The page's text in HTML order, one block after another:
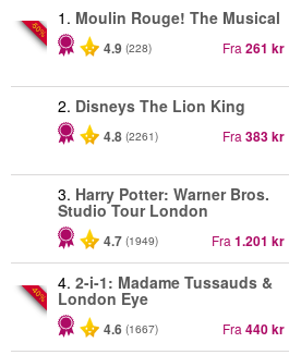
-50%
1. Moulin Rouge! The Musical
4.9 (228) Fra 261 kr
2. Disneys The Lion King
4.8 (2261) Fra 383 kr
3. Harry Potter: Warner Bros.
Studio Tour London
4.7 (1949) Fra 1.201 kr
-40%
4. 2-i-1: Madame Tussauds &
London Eye
4.6 (1667) Fra 440 kr